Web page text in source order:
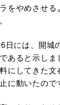
をやめさせる
には、開城
あると示しま
にしてきた文
に動いたので